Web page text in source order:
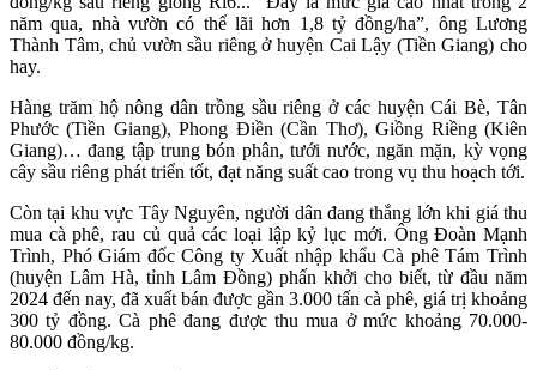
năm qua, nhà vườn có thể lãi hơn 1,8 tỷ đồng/ha”, ông Lương
Thành Tâm, chủ vườn sầu riêng ở huyện Cai Lậy (Tiền Giang) cho
hay.
Hàng trăm hộ nông dân trồng sầu riêng ở các huyện Cái Bè, Tân
Phước (Tiền Giang), Phong Điền (Cần Thơ), Giồng Riềng (Kiên
Giang)… đang tập trung bón phân, tưới nước, ngăn mặn, kỳ vọng
cây sầu riêng phát triển tốt, đạt năng suất cao trong vụ thu hoạch tới.
Còn tại khu vực Tây Nguyên, người dân đang thắng lớn khi giá thu
mua cà phê, rau củ quả các loại lập kỷ lục mới. Ông Đoàn Mạnh
Trình, Phó Giám đốc Công ty Xuất nhập khẩu Cà phê Tám Trình
(huyện Lâm Hà, tỉnh Lâm Đồng) phấn khởi cho biết, từ đầu năm
2024 đến nay, đã xuất bán được gần 3.000 tấn cà phê, giá trị khoảng
300 tỷ đồng. Cà phê đang được thu mua ở mức khoảng 70.000-
80.000 đồng/kg.